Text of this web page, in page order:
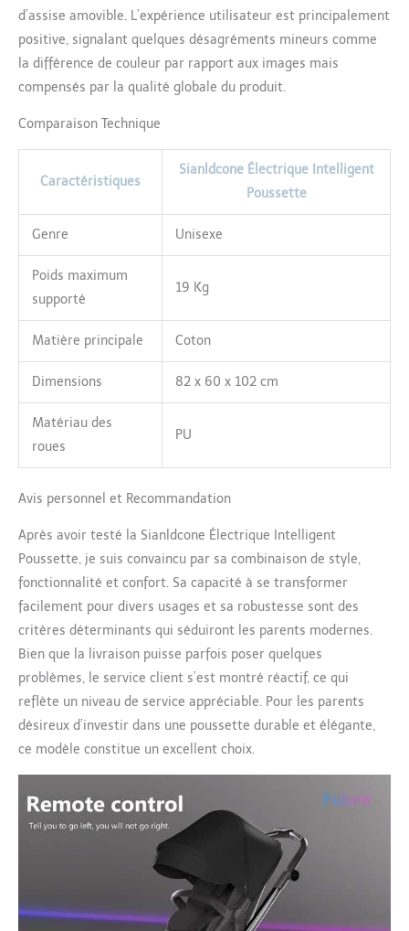
rester en veille pendant
1 à 2 semaines sans
utiliser ses fonctions.
Avec une utilisation
normale de ses
à 5 jours avec une seule
charge. Cette poussette
cosy est équipée de deux
utilisation polyvalente.
Elle est silencieuse et
silencieuse. 【Roues
amortissantes en PU】
Cette poussette bébé est
équipée de roues en PU.
Ces roues sont
increvables et très
douceur et en toute
terrains. Cette poussette
face parents est
excellent système
d'amortissement des
chocs qui absorbe et
réduit considérablement
les vibrations, préservant
ainsi l'expérience de
voyage de bébé,
protégeant son corps et
lui offrant un
environnement stable et
sûr. 【Conception
pratique】Le coussin
poussette est amovible
pour un nettoyage facile.
Au printemps et en été,
retirez le coussin d'assise
pour une meilleure
respirabilité du panier.
En automne et en hiver,
installez le coussin
d’assise amovible. L’expérience utilisateur est principalement
positive, signalant quelques désagréments mineurs comme
la différence de couleur par rapport aux images mais
compensés par la qualité globale du produit.
Comparaison Technique
Caractéristiques
Sianldcone Électrique Intelligent
Poussette
Genre Unisexe
Poids maximum
supporté
19 Kg
Matière principale Coton
Dimensions 82 x 60 x 102 cm
Matériau des
roues
PU
Avis personnel et Recommandation
Après avoir testé la Sianldcone Électrique Intelligent
Poussette, je suis convaincu par sa combinaison de style,
fonctionnalité et confort. Sa capacité à se transformer
facilement pour divers usages et sa robustesse sont des
critères déterminants qui séduiront les parents modernes.
Bien que la livraison puisse parfois poser quelques
problèmes, le service client s’est montré réactif, ce qui
reflète un niveau de service appréciable. Pour les parents
désireux d’investir dans une poussette durable et élégante,
ce modèle constitue un excellent choix.